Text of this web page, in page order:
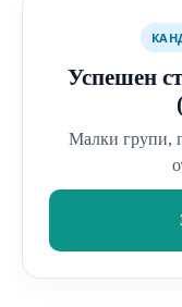
Успешен
Малки групи,